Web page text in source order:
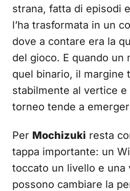
strana, fatta di episodi
l’ha trasformata in un
dove a contare era la
del gioco. E quando un
quel binario, il margine
stabilmente al vertice
torneo tende a
Per Mochizuki resta
tappa importante: un
toccato un livello e una
possono cambiare la